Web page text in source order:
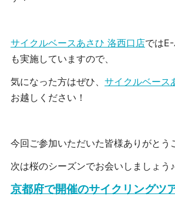
サイクルベースあさひ 洛西口店では
も実施していますので、
気になった方はぜひ、 サイクルベース
お越しください！
今回ご参加いただいた皆様ありがとう
次は桜のシーズンでお会いしましょう♪
京都府で開催のサイクリングツ